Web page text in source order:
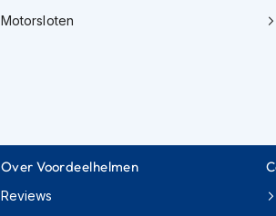
Motorsloten
Over Voordeelhelmen
Reviews